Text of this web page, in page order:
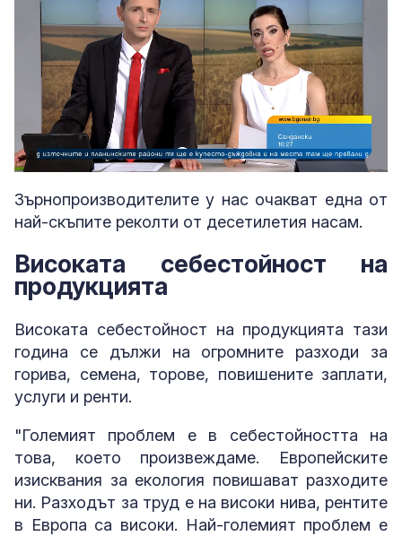
Unmute Loaded:
6.21%
Зърнопроизводителите у нас очакват една от
най-скъпите реколти от десетилетия насам.
Високата себестойност на
продукцията
Високата себестойност на продукцията тази
година се дължи на огромните разходи за
горива, семена, торове, повишените заплати,
услуги и ренти.
"Големият проблем е в себестойността на
това, което произвеждаме. Европейските
изисквания за екология повишават разходите
ни. Разходът за труд е на високи нива, рентите
в Европа са високи. Най-големият проблем е